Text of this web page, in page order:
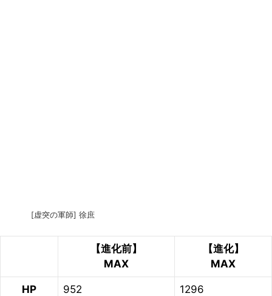
[虚突の軍師] 徐庶
【進化前】
MAX
【進化】
MAX
HP 952 1296